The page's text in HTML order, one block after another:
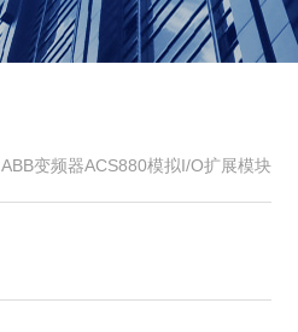
ABB变频器ACS880模拟I/O扩展模块